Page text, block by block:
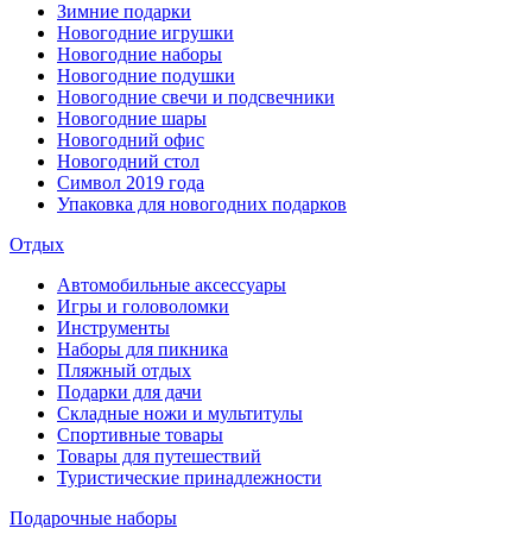
Зимние подарки
Новогодние игрушки
Новогодние наборы
Новогодние подушки
Новогодние свечи и подсвечники
Новогодние шары
Новогодний офис
Новогодний стол
Символ 2019 года
Упаковка для новогодних подарков
Отдых
Автомобильные аксессуары
Игры и головоломки
Инструменты
Наборы для пикника
Пляжный отдых
Подарки для дачи
Складные ножи и мультитулы
Спортивные товары
Товары для путешествий
Туристические принадлежности
Подарочные наборы